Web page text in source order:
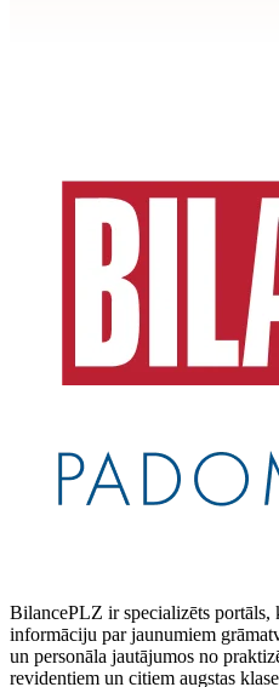
BilancePLZ ir specializēts portāls,
informāciju par jaunumiem
un personāla jautājumos no
revidentiem un citiem augstas